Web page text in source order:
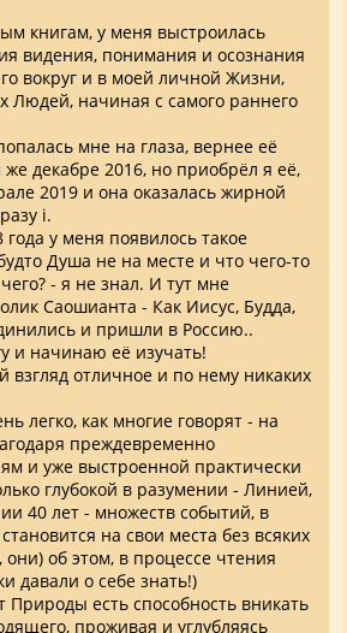
книгам, у меня выстроилась
видения, понимания и осознания
вокруг и в моей личной Жизни,
Людей, начиная с самого раннего
мне на глаза, вернее её
декабре 2016, но приобрёл я её,
2019 и она оказалась жирной
i.
у меня появилось такое
Душа не на месте и что чего-то
- я не знал. И тут мне
Саошианта - Как Иисус, Будда,
и пришли в Россию..
и начинаю её изучать!
отличное и по нему никаких
легко, как многие говорят - на
преждевременно
и уже выстроенной практически
глубокой в разумении - Линией,
40 лет - множеств событий, в
на свои места без всяких
они) об этом, в процессе чтения
давали о себе знать!)
Природы есть способность вникать
проживая и углубляясь